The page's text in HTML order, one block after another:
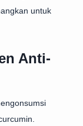
untuk
Anti-